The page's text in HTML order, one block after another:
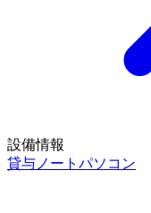
設備情報
貸与ノートパソコン